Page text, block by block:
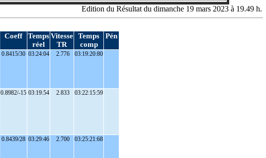
Edition du Résultat du dimanche 19 mars 2023 à 19.49 h.
Coeff
Temps
réel
Vitesse
TR
Temps
comp
Pén
0.8415/30 03:24:04 2.776 03:19:20:80
0.8982/-15 03:19:54 2.833 03:22:15:59
0.8439/28 03:29:46 2.700 03:25:21:68